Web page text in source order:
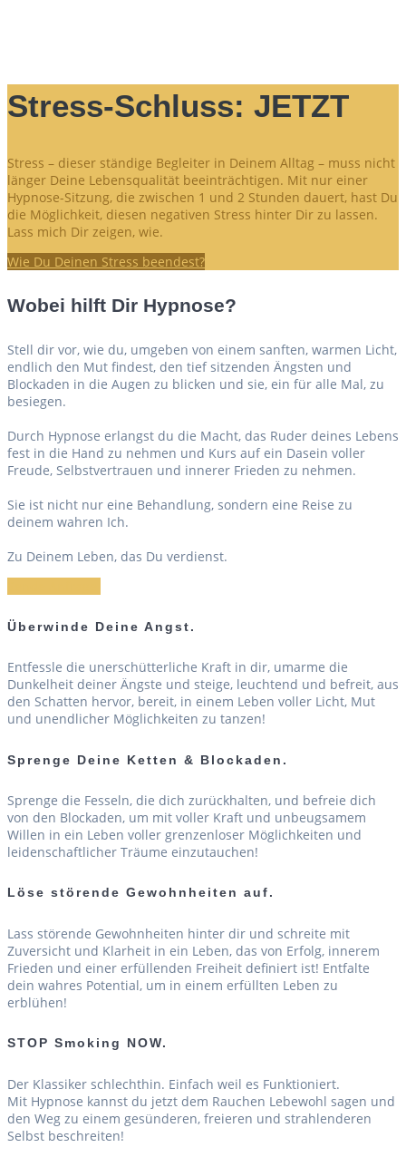
Stress-Schluss: JETZT
Stress – dieser ständige Begleiter in Deinem Alltag – muss nicht
länger Deine Lebensqualität beeinträchtigen. Mit nur einer
Hypnose-Sitzung, die zwischen 1 und 2 Stunden dauert, hast Du
die Möglichkeit, diesen negativen Stress hinter Dir zu lassen.
Lass mich Dir zeigen, wie.
Wie Du Deinen Stress beendest?
Wobei hilft Dir Hypnose?
Stell dir vor, wie du, umgeben von einem sanften, warmen Licht,
endlich den Mut findest, den tief sitzenden Ängsten und
Blockaden in die Augen zu blicken und sie, ein für alle Mal, zu
besiegen.
Durch Hypnose erlangst du die Macht, das Ruder deines Lebens
fest in die Hand zu nehmen und Kurs auf ein Dasein voller
Freude, Selbstvertrauen und innerer Frieden zu nehmen.
Sie ist nicht nur eine Behandlung, sondern eine Reise zu
deinem wahren Ich.
Zu Deinem Leben, das Du verdienst.
Überwinde Deine Angst.
Entfessle die unerschütterliche Kraft in dir, umarme die
Dunkelheit deiner Ängste und steige, leuchtend und befreit, aus
den Schatten hervor, bereit, in einem Leben voller Licht, Mut
und unendlicher Möglichkeiten zu tanzen!
Sprenge Deine Ketten & Blockaden.
Sprenge die Fesseln, die dich zurückhalten, und befreie dich
von den Blockaden, um mit voller Kraft und unbeugsamem
Willen in ein Leben voller grenzenloser Möglichkeiten und
leidenschaftlicher Träume einzutauchen!
Löse störende Gewohnheiten auf.
Lass störende Gewohnheiten hinter dir und schreite mit
Zuversicht und Klarheit in ein Leben, das von Erfolg, innerem
Frieden und einer erfüllenden Freiheit definiert ist! Entfalte
dein wahres Potential, um in einem erfüllten Leben zu
erblühen!
STOP Smoking NOW.
Der Klassiker schlechthin. Einfach weil es Funktioniert.
Mit Hypnose kannst du jetzt dem Rauchen Lebewohl sagen und
den Weg zu einem gesünderen, freieren und strahlenderen
Selbst beschreiten!